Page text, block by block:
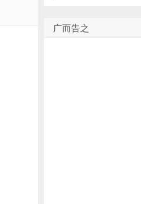
广而告之